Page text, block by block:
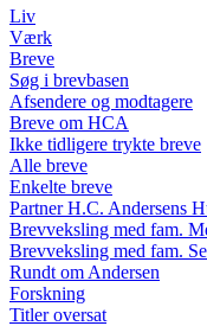
Liv
Værk
Breve
Søg i brevbasen
Afsendere og modtagere
Breve om HCA
Ikke tidligere trykte breve
Alle breve
Enkelte breve
Partner H.C. Andersens
Brevveksling med fam.
Brevveksling med fam.
Rundt om Andersen
Forskning
Titler oversat